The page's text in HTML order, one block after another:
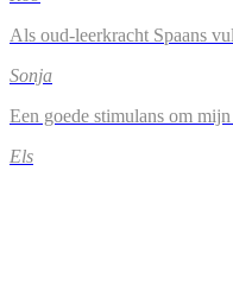
Als oud-leerkracht Spaans
Sonja
Een goede stimulans om
Els